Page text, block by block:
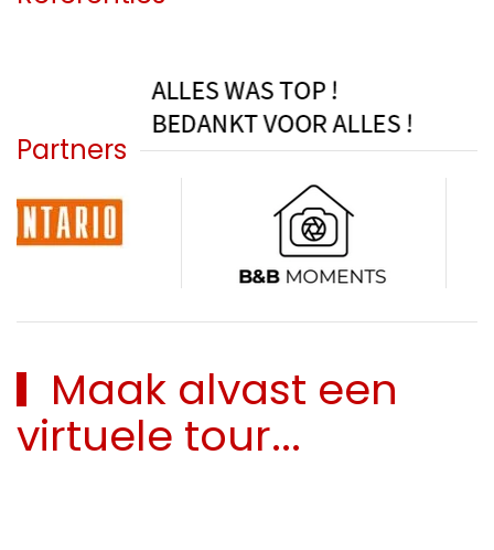
Partners
Maak alvast een
virtuele tour...